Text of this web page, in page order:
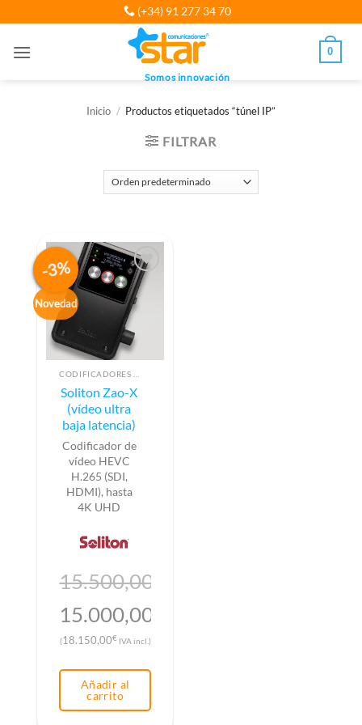
al
(+34) 91 277 34 70
Somos innovación
0
Inicio / Productos etiquetados “túnel IP”
FILTRAR
-3%
Novedad
Soliton Zao-X
(vídeo ultra
baja latencia)
Codificador de
vídeo HEVC
H.265 (SDI,
HDMI), hasta
4K UHD
15.500,00
El
original
era:
15.500,00€.
15.000,00
El
actual
(18.150,00€IVA incl.)
Añadir al
carrito